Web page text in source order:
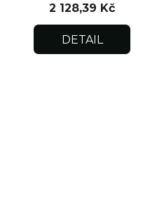
2 128,39 Kč
DETAIL